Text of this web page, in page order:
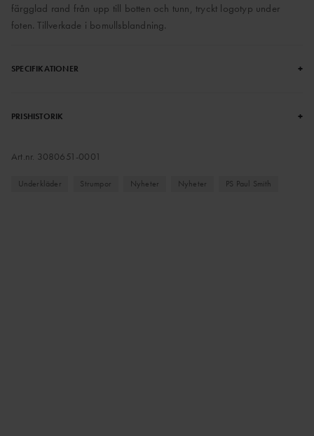
färgglad rand från upp till botten och tunn, tryckt logotyp under
foten. Tillverkade i bomullsblandning.
SPECIFIKATIONER +
PRISHISTORIK +
Art.nr. 3080651-0001
Underkläder Strumpor Nyheter Nyheter PS Paul Smith